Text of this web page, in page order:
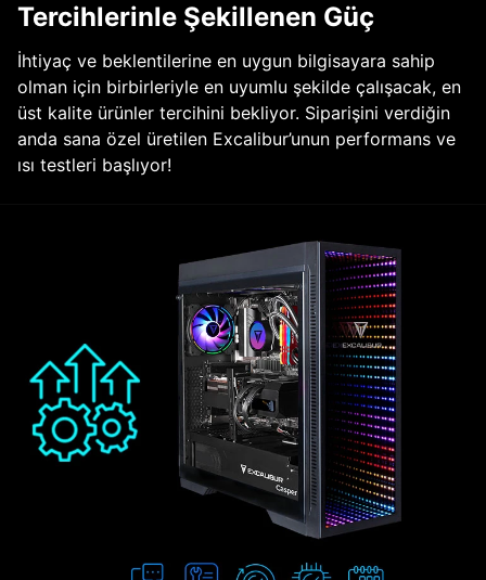
Tercihlerinle Şekillenen Güç
İhtiyaç ve beklentilerine en uygun bilgisayara sahip
olman için birbirleriyle en uyumlu şekilde çalışacak, en
üst kalite ürünler tercihini bekliyor. Siparişini verdiğin
anda sana özel üretilen Excalibur’unun performans ve
ısı testleri başlıyor!